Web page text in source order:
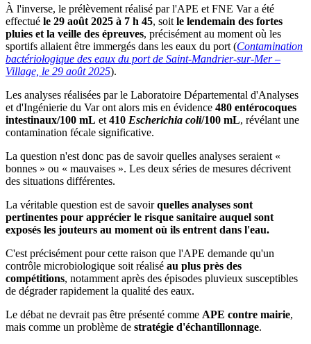
À l'inverse, le prélèvement réalisé par l'APE et FNE Var a été
effectué le 29 août 2025 à 7 h 45, soit le lendemain des fortes
pluies et la veille des épreuves, précisément au moment où les
sportifs allaient être immergés dans les eaux du port (Contamination
bactériologique des eaux du port de Saint-Mandrier-sur-Mer –
Village, le 29 août 2025).
Les analyses réalisées par le Laboratoire Départemental d'Analyses
et d'Ingénierie du Var ont alors mis en évidence 480 entérocoques
intestinaux/100 mL et 410 Escherichia coli/100 mL, révélant une
contamination fécale significative.
La question n'est donc pas de savoir quelles analyses seraient «
bonnes » ou « mauvaises ». Les deux séries de mesures décrivent
des situations différentes.
La véritable question est de savoirquelles analyses sont
pertinentes pour apprécier le risque sanitaire auquel sont
exposés les jouteurs au moment où ils entrent dans l'eau.
C'est précisément pour cette raison que l'APE demande qu'un
contrôle microbiologique soit réalisé au plus près des
compétitions, notamment après des épisodes pluvieux susceptibles
de dégrader rapidement la qualité des eaux.
Le débat ne devrait pas être présenté comme APE contre mairie,
mais comme un problème de stratégie d'échantillonnage.